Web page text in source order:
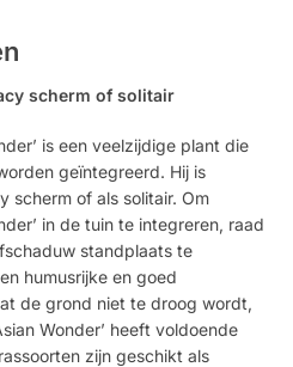
scherm of solitair
is een veelzijdige plant die
geïntegreerd. Hij is
scherm of als solitair. Om
in de tuin te integreren, raad
standplaats te
humusrijke en goed
de grond niet te droog wordt,
Wonder’ heeft voldoende
zijn geschikt als